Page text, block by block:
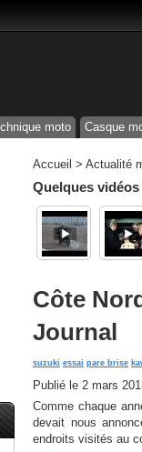
moto Casque
Accueil > Actualité
Quelques
Côte
Journal
suzuki essai pare brise
Publié le 2 mars
Comme chaque
devait nous
endroits visités au